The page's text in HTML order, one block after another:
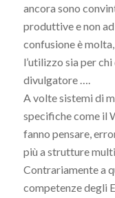
ancora sono
produttive e non
confusione è
l’utilizzo sia per
divulgatore ….
A volte sistemi di
specifiche come il
fanno pensare,
più a strutture
Contrariamente a
competenze degli